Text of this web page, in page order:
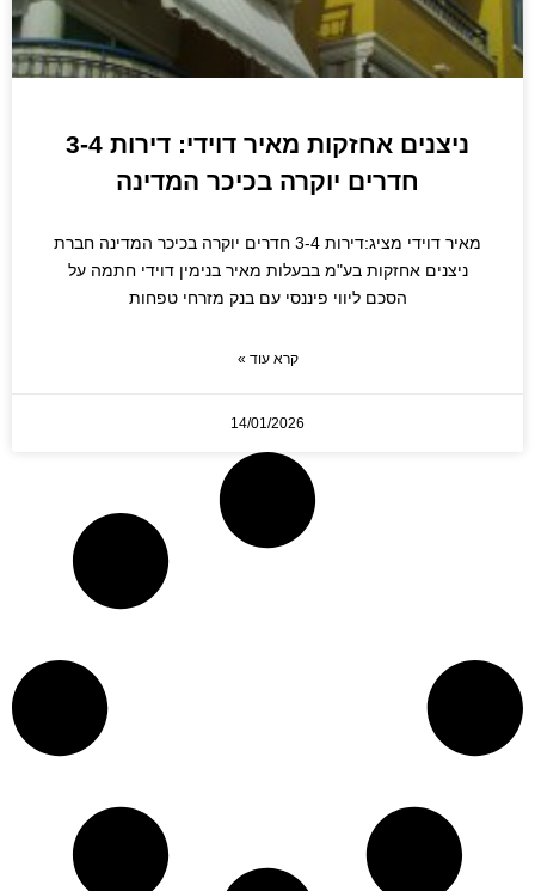
ניצנים אחזקות מאיר דוידי: דירות 3-4
חדרים יוקרה בכיכר המדינה
מאיר דוידי מציג:דירות 3-4 חדרים יוקרה בכיכר המדינה חברת
ניצנים אחזקות בע"מ בבעלות מאיר בנימין דוידי חתמה על
הסכם ליווי פיננסי עם בנק מזרחי טפחות
קרא עוד »
14/01/2026